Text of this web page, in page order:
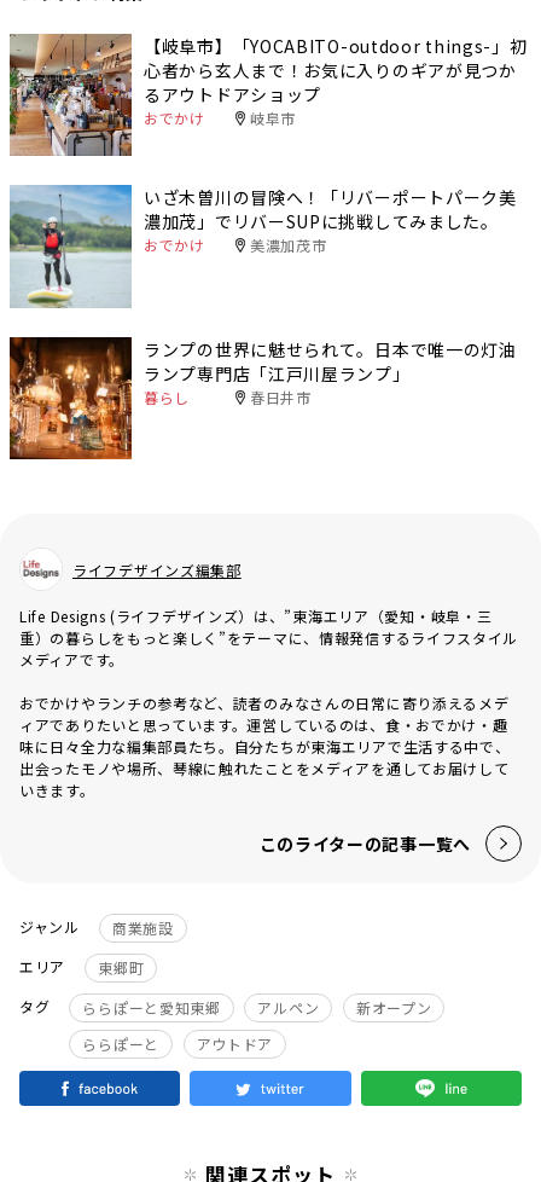
【岐阜市】「YOCABITO-outdoor things-」初
心者から玄人まで！お気に入りのギアが見つか
るアウトドアショップ
おでかけ 岐阜市
いざ木曽川の冒険へ！「リバーポートパーク美
濃加茂」でリバーSUPに挑戦してみました。
おでかけ 美濃加茂市
ランプの世界に魅せられて。日本で唯一の灯油
ランプ専門店「江戸川屋ランプ」
暮らし 春日井市
ライフデザインズ編集部
Life Designs (ライフデザインズ）は、”東海エリア（愛知・岐阜・三
重）の暮らしをもっと楽しく”をテーマに、情報発信するライフスタイル
メディアです。
おでかけやランチの参考など、読者のみなさんの日常に寄り添えるメデ
ィアでありたいと思っています。運営しているのは、食・おでかけ・趣
味に日々全力な編集部員たち。自分たちが東海エリアで生活する中で、
出会ったモノや場所、琴線に触れたことをメディアを通してお届けして
いきます。
このライターの記事一覧へ
ジャンル
商業施設
エリア
東郷町
タグ
ららぽーと愛知東郷 アルペン
新オープン
ららぽーと
アウトドア
関連スポット